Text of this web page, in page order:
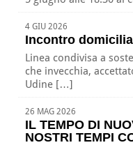
4 GIU 2026
Incontro
Linea condivisa a
che invecchia,
Udine […]
26 MAG 2026
IL TEMPO DI
NOSTRI TEMPI